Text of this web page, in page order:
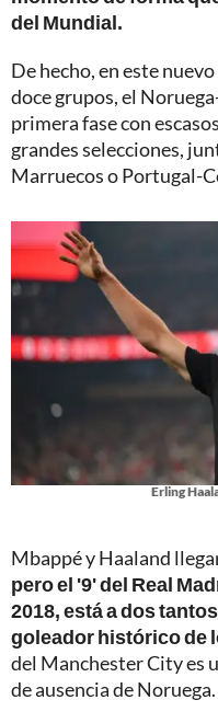
del Mundial.
De hecho, en este
doce grupos, el
primera fase con
grandes selecciones,
Marruecos o Portugal-
Erling
Mbappé y Haaland
pero el '9' del Real
2018, está a dos
goleador histórico de
del Manchester City es
de ausencia de Noruega.